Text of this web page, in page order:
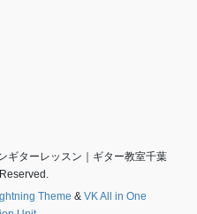
ギターレッスン｜ギター教室千葉
Theme & VK All in One